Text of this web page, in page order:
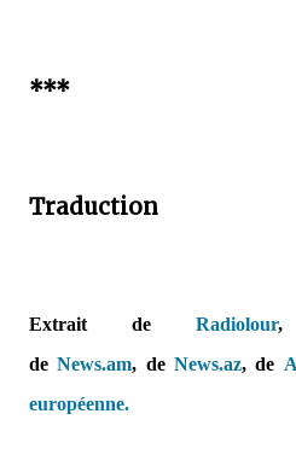
***
Traduction
Extrait de Radiolour
deNews.am, deNews.az, de
européenne.